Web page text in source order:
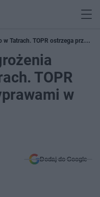
Tatrach. TOPR ostrzega przed
TOPR
w
Dodaj do Google